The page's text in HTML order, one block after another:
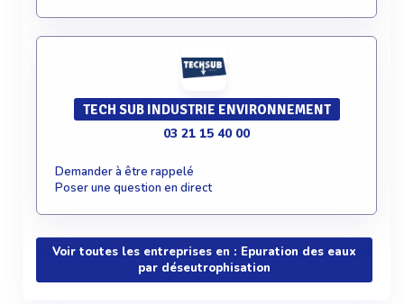
TECH SUB INDUSTRIE ENVIRONNEMENT
03 21 15 40 00
Demander à être rappelé
Poser une question en direct
Voir toutes les entreprises en : Epuration des eaux
par déseutrophisation